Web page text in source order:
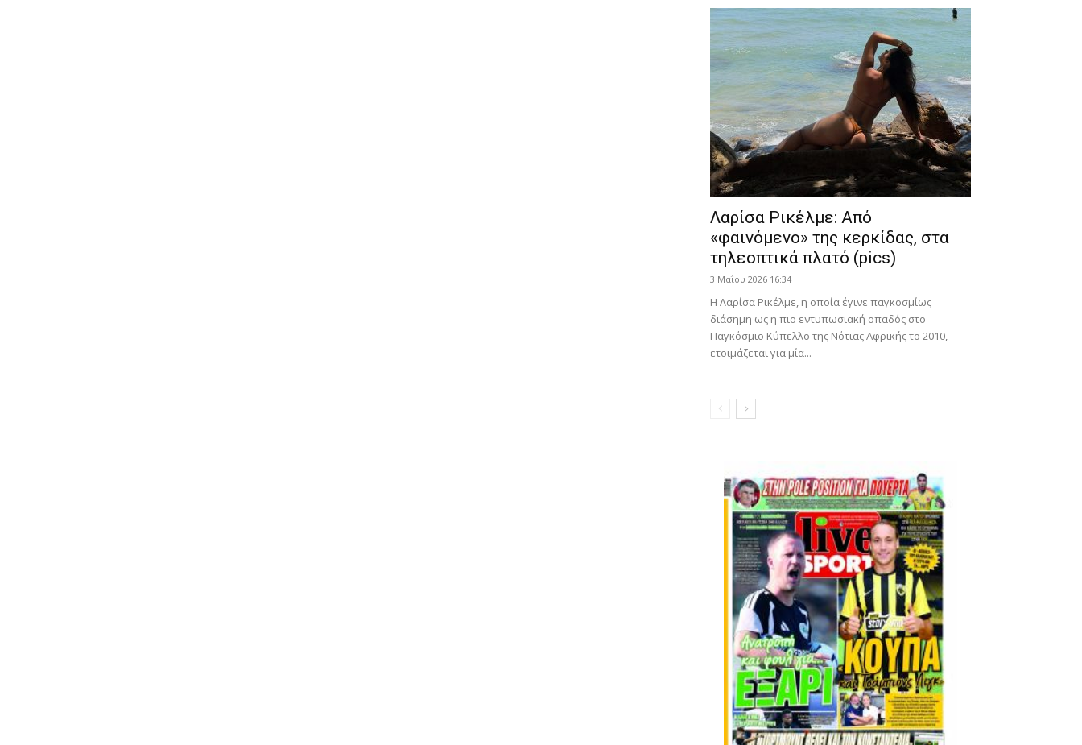
Λαρίσα Ρικέλμε: Από
«φαινόμενο» της κερκίδας, στα
τηλεοπτικά πλατό (pics)
3 Μαΐου 2026 16:34
Η Λαρίσα Ρικέλμε, η οποία έγινε παγκοσμίως
διάσημη ως η πιο εντυπωσιακή οπαδός στο
Παγκόσμιο Κύπελλο της Νότιας Αφρικής το 2010,
ετοιμάζεται για μία...